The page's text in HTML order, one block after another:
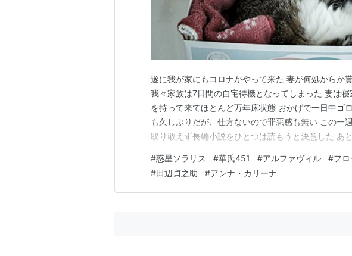
遂に我が家にもコロナがやって来た 妻が何処からか
我々家族は7日間の自宅待機となってしまった 妻は
を持って来てほとんど万年床状態 おかげで一日中ゴ
も久しぶりだが、仕方ないので罪悪感も無い この一
取り敢えず長編小説をひとつは読もうと決意した あ
は俺の中の〈ナンチャッテSF〉三部作、タルコフス
ォー『華氏451』、ゴダール『アルファヴィル…
#惑星ソラリス #華氏451 #アルファヴィル #フ
#田辺貞之助 #アンナ・カリーナ